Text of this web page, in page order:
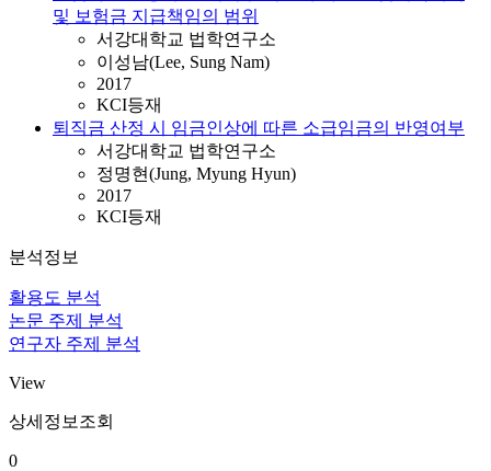
및 보험금 지급책임의 범위
서강대학교 법학연구소
이성남(Lee, Sung Nam)
2017
KCI등재
퇴직금 산정 시 임금인상에 따른 소급임금의 반영여부
서강대학교 법학연구소
정명현(Jung, Myung Hyun)
2017
KCI등재
분석정보
활용도 분석
논문 주제 분석
연구자 주제 분석
View
상세정보조회
0